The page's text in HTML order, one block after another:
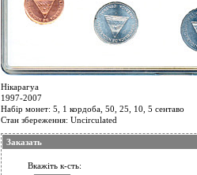
Нікарагуа
1997-2007
Набір монет: 5, 1 кордоба, 50, 25, 10, 5 сентаво
Стан збереження: Uncirculated
Заказать
Вкажіть к-сть: